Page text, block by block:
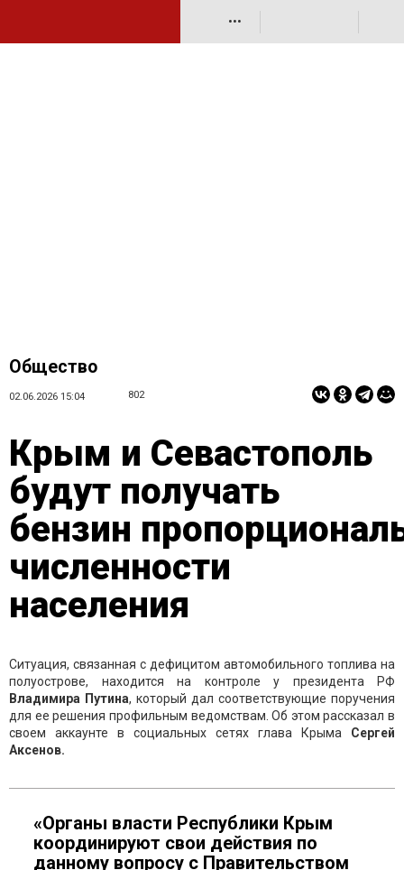
•••
Общество
02.06.2026 15:04 802
Крым и Севастополь
будут получать
бензин
численности
населения
Ситуация, связанная с дефицитом автомобильного топлива на
полуострове, находится на контроле у президента РФ
Владимира Путина, который дал соответствующие поручения
для ее решения профильным ведомствам. Об этом рассказал в
своем аккаунте в социальных сетях глава Крыма Сергей
Аксенов.
«Органы власти Республики Крым
координируют свои действия по
данному вопросу с Правительством